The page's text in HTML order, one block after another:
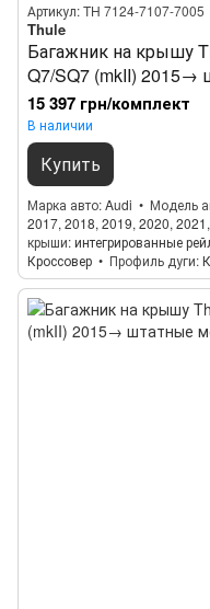
Артикул: TH 7124-7107-7005
Thule
Багажник на крышу
Q7/SQ7 (mkII) 2015→
15 397 грн/комплект
В наличии
Купить
Марка авто Audi Модель
2017, 2018, 2019, 2020,
крыши интегрированные
Кроссовер
Профиль дуги